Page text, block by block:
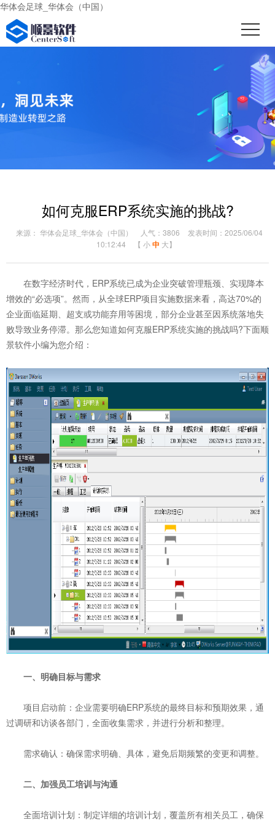
华体会足球_华体会（中国）
如何克服ERP系统实施的挑战?
来源： 华体会足球_华体会（中国） 人气：3806
发表时间：2025/06/04
10:12:44
【 小 中 大】
在数字经济时代，ERP系统已成为企业突破管理瓶颈、实现降本
增效的“必选项”。然而，从全球ERP项目实施数据来看，高达70%的
企业面临延期、超支或功能弃用等困境，部分企业甚至因系统落地失
败导致业务停滞。那么您知道如何克服ERP系统实施的挑战吗?下面顺
景软件小编为您介绍：
一、明确目标与需求
‌项目启动前‌：企业需要明确ERP系统的最终目标和预期效果，通
过调研和访谈各部门，全面收集需求，并进行分析和整理。
‌需求确认‌：确保需求明确、具体，避免后期频繁的变更和调整。
二、加强员工培训与沟通
‌全面培训计划‌：制定详细的培训计划，覆盖所有相关员工，确保